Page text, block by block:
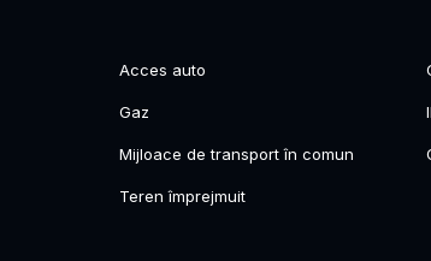
Acces auto
Gaz
Mijloace de transport în comun
Teren împrejmuit